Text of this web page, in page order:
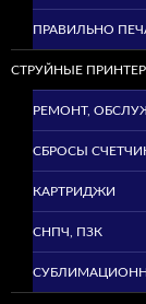
ПРАВИЛЬНО
СТРУЙНЫЕ
РЕМОНТ,
СБРОСЫ
КАРТРИДЖИ
СНПЧ, ПЗК